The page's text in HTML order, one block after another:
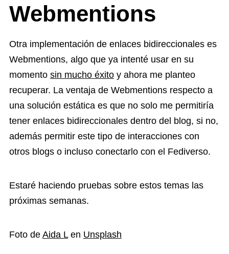
Webmentions
Otra implementación de enlaces bidireccionales es
Webmentions, algo que ya intenté usar en su
momento sin mucho éxito y ahora me planteo
recuperar. La ventaja de Webmentions respecto a
una solución estática es que no solo me permitiría
tener enlaces bidireccionales dentro del blog, si no,
además permitir este tipo de interacciones con
otros blogs o incluso conectarlo con el Fediverso.
Estaré haciendo pruebas sobre estos temas las
próximas semanas.
Foto de Aida Len Unsplash